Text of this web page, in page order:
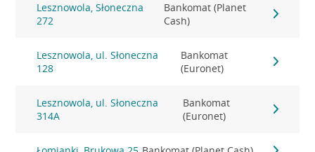
Lesznowola, Słoneczna
272
Bankomat (Planet
Cash)
Lesznowola, ul. Słoneczna
128
Bankomat
(Euronet)
Lesznowola, ul. Słoneczna
314A
Bankomat
(Euronet)